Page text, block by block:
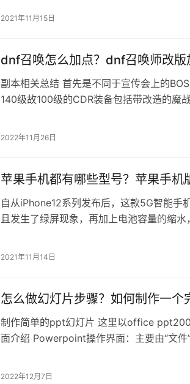
2021年11月15日
dnf召唤怎么加点？dnf召唤师改版
副本相关总结 首先是不同于宣传会上的
140级故100级的CDR装备包括带改造的魔
2022年11月26日
苹果手机都有哪些型号？苹果手机
自从iPhone12系列发布后，这款5G智能手
且发生了绿屏现象，再加上电池容量的缩
2021年11月14日
怎么做幻灯片步骤？如何制作一个
制作简单的ppt幻灯片 这里以office
面介绍 Powerpoint操作界面：主要由“文
2022年12月7日